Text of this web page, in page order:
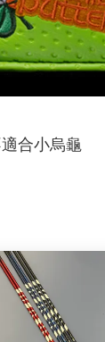
合小烏龜